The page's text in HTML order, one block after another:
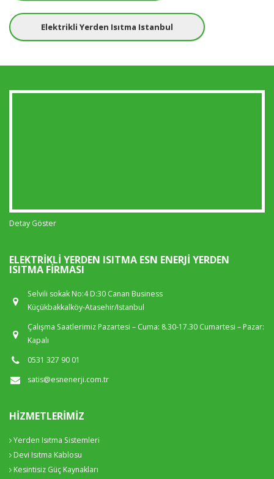
Elektrikli Yerden Isıtma Istanbul
Detay Göster
ELEKTRIKLI YERDEN ISITMA ESN ENERJI YERDEN
ISITMA FIRMASI
Selvili sokak No:4 D:30 Canan Business
Küçükbakkalköy-Atasehir/Istanbul
Çalışma Saatlerimiz Pazartesi – Cuma: 8.30-17.30 Cumartesi – Pazar:
Kapalı
0531 327 90 01
satis@esnenerji.com.tr
HIZMETLERIMIZ
Yerden Isıtma Sistemleri
Devi Isıtma Kablosu
Kesintisiz Güç Kaynakları